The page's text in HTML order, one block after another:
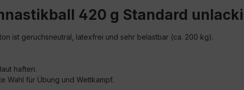
420 g Standard
ist geruchsneutral, latexfrei und sehr belastbar (ca. 200 kg).
haften.
Wahl für Übung und Wettkampf.